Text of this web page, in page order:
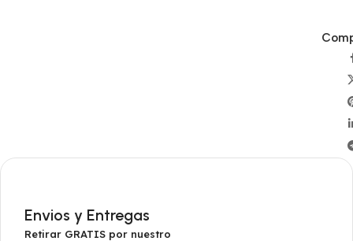
Envios y Entregas
Retirar GRATIS por nuestro